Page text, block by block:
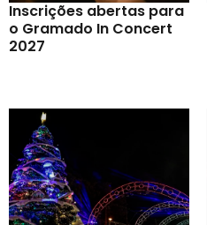
Inscrições abertas para
o Gramado In Concert
2027